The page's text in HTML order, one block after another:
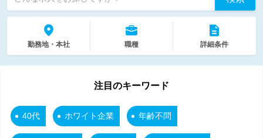
勤務地・本社 職種 詳細条件
注目のキーワード
40代 ホワイト企業 年齢不問